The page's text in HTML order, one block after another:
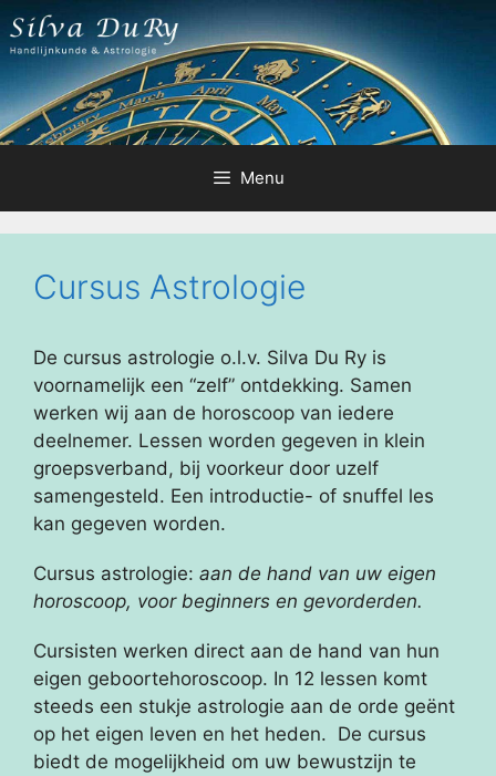
Ga
naar
inhoud
Menu
Cursus Astrologie
De cursus astrologie o.l.v. Silva Du Ry is
voornamelijk een “zelf” ontdekking. Samen
werken wij aan de horoscoop van iedere
deelnemer. Lessen worden gegeven in klein
groepsverband, bij voorkeur door uzelf
samengesteld. Een introductie- of snuffel les
kan gegeven worden.
Cursus astrologie: aan de hand van uw eigen
horoscoop, voor beginners en gevorderden.
Cursisten werken direct aan de hand van hun
eigen geboortehoroscoop. In 12 lessen komt
steeds een stukje astrologie aan de orde geënt
op het eigen leven en het heden. De cursus
biedt de mogelijkheid om uw bewustzijn te